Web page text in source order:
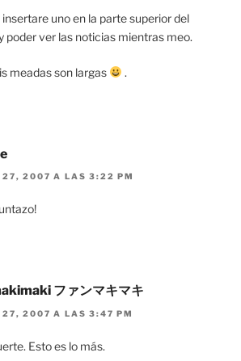
insertare uno en la parte superior del
poder ver las noticias mientras meo.
meadas son largas .
27, 2007 A LAS 3:22 PM
ファンマキマキ
27, 2007 A LAS 3:47 PM
Esto es lo más.